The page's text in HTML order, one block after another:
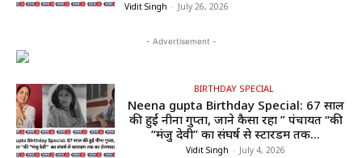
Vidit Singh - July 26, 2026
- Advertisement -
BIRTHDAY SPECIAL
Neena gupta Birthday Special: 67 साल
की हुईं नीना गुप्ता, जाने कैसा रहा ” पंचायत “की
“मंजु देवी” का संघर्ष से स्टारडम तक...
Vidit Singh - July 4, 2026